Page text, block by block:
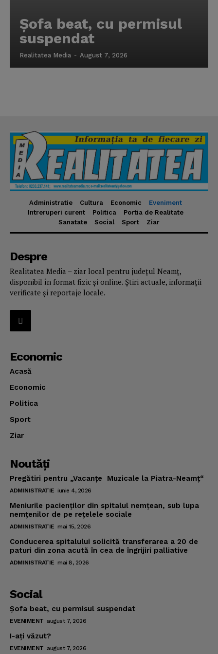
Şofa beat, cu permisul
suspendat
Realitatea Media - August 7, 2026
Administratie Cultura Economic
Eveniment
Intreruperi curent
Politica
Portia de Realitate
Sanatate
Social Sport Ziar
Despre
Realitatea Media – ziar local pentru județul Neamț,
disponibil în format fizic și online. Știri actuale, informații
verificate și reportaje locale.
Economic
Acasă
Economic
Politica
Sport
Ziar
Noutăţi
Pregătiri pentru „Vacanţe Muzicale la Piatra-Neamţ“
ADMINISTRATIE iunie 4, 2026
Meniurile pacienţilor din spitalul nemţean, sub lupa
nemţenilor de pe reţelele sociale
ADMINISTRATIE mai 15, 2026
Conducerea spitalului solicită transferarea a 20 de
paturi din zona acută în cea de îngrijiri palliative
ADMINISTRATIE mai 8, 2026
Social
Şofa beat, cu permisul suspendat
EVENIMENT august 7, 2026
I-aţi văzut?
EVENIMENT august 7, 2026